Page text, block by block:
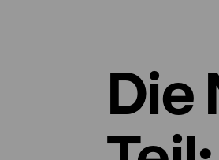
Die